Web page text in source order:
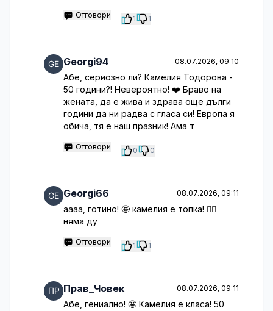
Отговори 1 1
Georgi94 08.07.2026, 09:10
Абе, сериозно ли? Камелия Тодорова -
50 години?! Невероятно! ❤️ Браво на
жената, да е жива и здрава още дълги
години да ни радва с гласа си! Европа я
обича, тя е наш празник! Ама т
Отговори 0 0
Georgi66 08.07.2026, 09:11
аааа, готино! 🤩 камелия е топка! ❤️‍🔥
няма ду
Отговори 1 1
Прав_Човек 08.07.2026, 09:11
Абе, гениално! 🤩 Камелия е класа! 50